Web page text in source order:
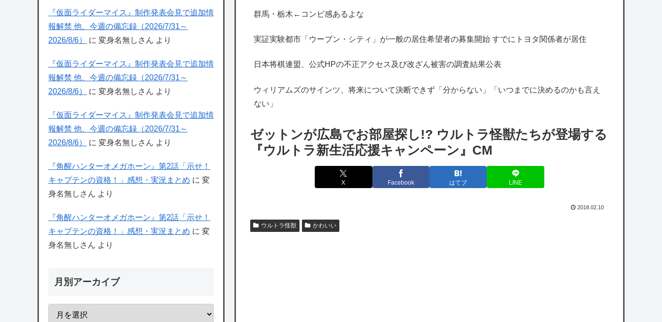
イクSP」を明日（8月9日）から12日間毎日放
送へ
内容がどれも独特すぎる模様…
海外「日本は特別！」日本の地震支援を申し
出たあの親日経営者に海外が大騒ぎ
の為替介入再びで海外が大騒ぎ
韓国人「実は日本経済を支えて生かしている
のは韓国人である理由がこちら…」→「日本
も感謝してるらしい…（ﾌﾞﾙﾌﾞﾙ」＝韓国の反
本地震直後の日本の対応のスピードに世界が
尻のイラスト投稿にネット衝撃「この質感の
3・4合併号に載ってる作品がこちらｗｗｗｗ
だに受け入れられてない奴ｗｗｗｗｗ
今のチュニドラ下手したら３位になって日本
シリーズいくぞこれ
【速報】tuki.(17)ちゃん、家族で初ハワイの
群馬・栃木←コンビ感あるよな
実証実験都市「ウーブン・シティ」が一般の居住希望者の募集開始 すでにトヨタ関係者が居住
日本将棋連盟、公式HPの不正アクセス及び改ざん被害の調査結果公表
ウィリアムズのサインツ、将来について決断できず「分からない」「いつまでに決めるのかも言え
ない」
ゼットンが広島でお部屋探し!? ウルトラ怪獣たちが登場する
『ウルトラ新生活応援キャンペーン』CM
X Facebook はてブ LINE
2018.02.10
ウルトラ怪獣 かわいい
『仮面ライダーマイス』制作発表会見で追加情
報解禁 他、今週の備忘録（2026/7/31～
2026/8/6）
に 変身名無しさん より
『仮面ライダーマイス』制作発表会見で追加情
報解禁 他、今週の備忘録（2026/7/31～
2026/8/6）
に 変身名無しさん より
『仮面ライダーマイス』制作発表会見で追加情
報解禁 他、今週の備忘録（2026/7/31～
2026/8/6）
に 変身名無しさん より
『角醒ハンターオメガホーン』第2話「示せ！
キャプテンの資格！」感想・実況まとめ に 変
身名無しさん より
『角醒ハンターオメガホーン』第2話「示せ！
キャプテンの資格！」感想・実況まとめ に 変
身名無しさん より
月別アーカイブ